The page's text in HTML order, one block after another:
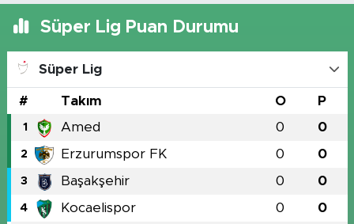
Süper Lig Puan Durumu
Süper Lig
# Takım O P
1 Amed 0 0
2 Erzurumspor FK 0 0
3 Başakşehir 0 0
4 Kocaelispor 0 0